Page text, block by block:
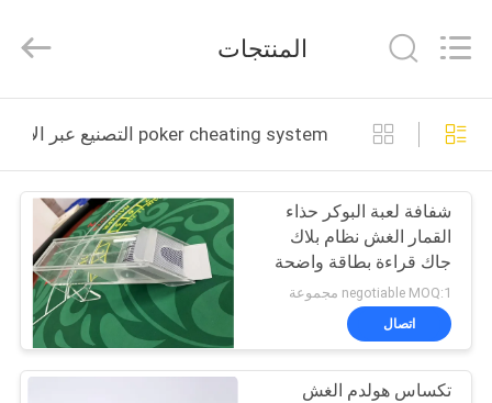
منزل
المنتجات
حول
جولة
Cheat
Center.
Reserved.
المنتجات
poker cheating system التصنيع عبر الإنترنت
شفافة لعبة البوكر حذاء
القمار الغش نظام بلاك
جاك قراءة بطاقة واضحة
negotiable MOQ:1 مجموعة
اتصال
تكساس هولدم الغش